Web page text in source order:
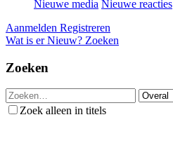
Nieuwe media Nieuwe reacties
Aanmelden Registreren
Wat is er Nieuw? Zoeken
Zoeken
Zoek alleen in titels